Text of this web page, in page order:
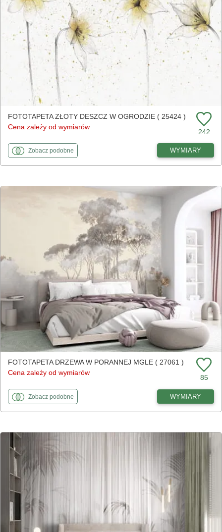
FOTOTAPETA ZŁOTY DESZCZ W OGRODZIE ( 25424 )
Cena zależy od wymiarów
242
Zobaczfototapety
podobnedo Złoty deszcz w ogrodzie WYMIARY
FOTOTAPETA DRZEWA W PORANNEJ MGLE ( 27061 )
Cena zależy od wymiarów
85
Zobaczfototapety
podobnedo Drzewa w porannej mgle WYMIARY